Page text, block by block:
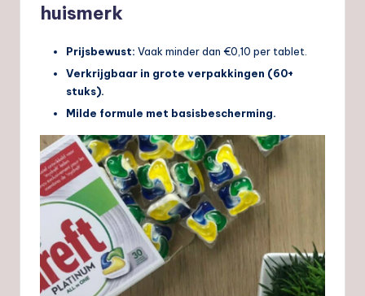
huismerk
Prijsbewust: Vaak minder dan €0,10 per tablet.
Verkrijgbaar in grote verpakkingen (60+
stuks).
Milde formule met basisbescherming.